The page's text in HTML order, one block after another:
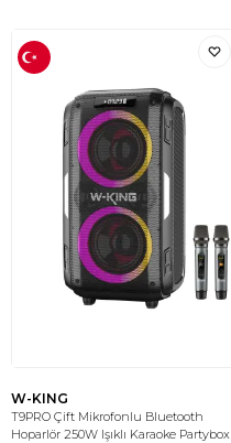
W-KING
T9PRO Çift Mikrofonlu Bluetooth
Hoparlör 250W Işıklı Karaoke Partybox